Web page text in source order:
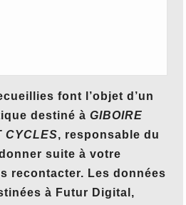
font l’objet d’un
destiné à GIBOIRE
CYCLES, responsable du
suite à votre
recontacter. Les données
à Futur Digital,